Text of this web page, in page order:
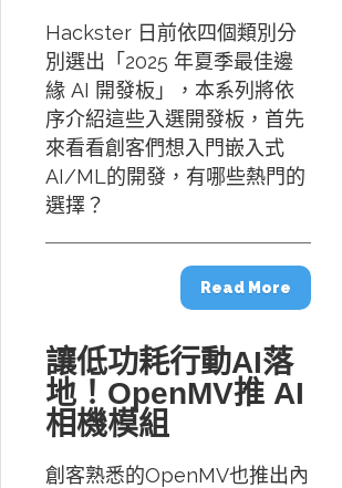
Hackster 日前依四個類別分
別選出「2025 年夏季最佳邊
緣 AI 開發板」，本系列將依
序介紹這些入選開發板，首先
來看看創客們想入門嵌入式
AI/ML的開發，有哪些熱門的
選擇？
Read More
讓低功耗行動AI落
地！OpenMV推 AI
相機模組
創客熟悉的OpenMV也推出內